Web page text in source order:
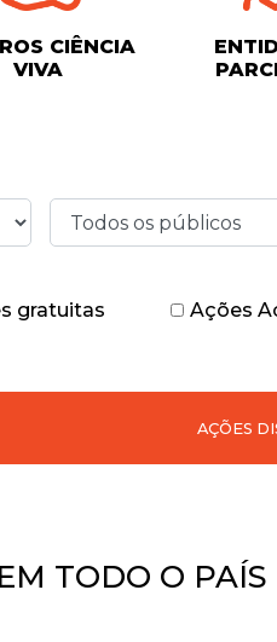
CIÊNCIA
VIVA
gratuitas Ações
AÇÕES
TODO O PAÍS